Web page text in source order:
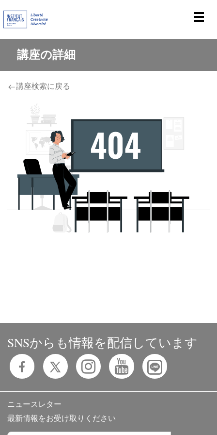
講座の詳細
講座検索に戻る
SNSからも情報を配信しています
ニュースレター
最新情報をお受け取りください